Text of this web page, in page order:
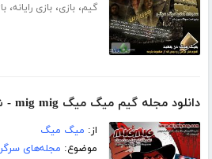
گیم،بازی،بازی رایانه،
دانلود مجله گیم میگ میگ mig mig - شماره پنجم
از: میگ میگ
موضوع: مجله‌های